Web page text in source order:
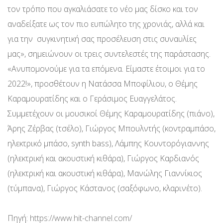
τον τρόπο που αγκαλιάσατε το νέο μας δίσκο και τον
αναδείξατε ως τον πιο ευπώλητο της χρονιάς, αλλά και
για την συγκινητική σας προσέλευση στις συναυλίες
μας», σημειώνουν οι τρεις συντελεστές της παράστασης.
«Ανυπομονούμε για τα επόμενα. Είμαστε έτοιμοι για το
2022!», προσθέτουν η Νατάσσα Μποφίλιου, ο Θέμης
Καραμουρατίδης και ο Γεράσιμος Ευαγγελάτος.
Συμμετέχουν οι μουσικοί Θέμης Καραμουρατίδης (πιάνο),
Άρης Ζέρβας (τσέλο), Γιώργος Μπουλντής (κοντραμπάσο,
ηλεκτρικό μπάσο, synth bass), Λάμπης Κουντορόγιαννης
(ηλεκτρική και ακουστική κιθάρα), Γιώργος Καρδιανός
(ηλεκτρική και ακουστική κιθάρα), Μανώλης Γιαννίκιος
(τύμπανα), Γιώργος Κάστανος (σαξόφωνο, κλαρινέτο).
Πηγή: https://www.hit-channel.com/